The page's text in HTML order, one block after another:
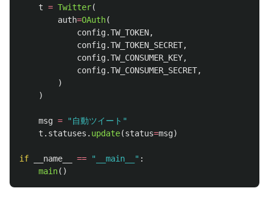
t = Twitter(
auth=OAuth(
config.TW_TOKEN,
config.TW_TOKEN_SECRET,
config.TW_CONSUMER_KEY,
config.TW_CONSUMER_SECRET,
)
)
msg = " 自動ツイート "
t . statuses . update(status=msg)
if __name__ == " __main__ " :
main()